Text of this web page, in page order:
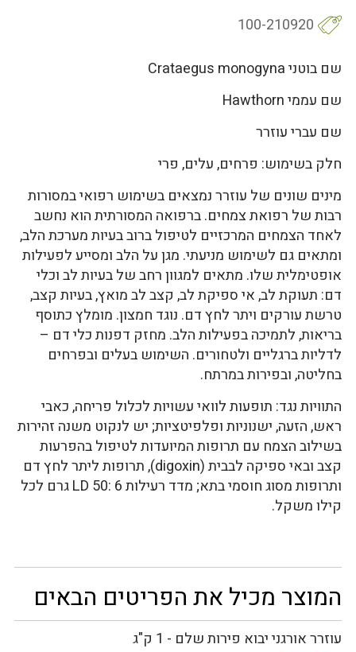
100-210920
שם בוטני Crataegus monogyna
שם עממי Hawthorn
שם עברי עוזרר
חלק בשימוש: פרחים, עלים, פרי
מינים שונים של עוזרר נמצאים בשימוש רפואי במסורות
רבות של רפואת צמחים. ברפואה המסורתית הוא נחשב
לאחד הצמחים המרכזיים לטיפול ברוב בעיות מערכת הלב,
ומתאים גם לשימוש מניעתי. מגן על הלב ומסייע לפעילות
אופטימלית שלו. מתאים למגוון רחב של בעיות לב וכלי
דם: תעוקת לב, אי ספיקת לב, קצב לב מואץ, בעיות קצב,
טרשת עורקים ויתר לחץ דם. נוגד חמצון. מומלץ כתוסף
בריאות, לתמיכה בפעילות הלב. מחזק דפנות כלי דם –
לדליות ברגליים ולטחורים. השימוש בעלים ובפרחים
בחליטה, ובפירות במרתח.
התוויות נגד: תופעות לוואי עשויות לכלול פריחה, כאבי
ראש, הזעה, ישנוניות ופלפיטציות; יש לנקוט משנה זהירות
בשילוב הצמח עם תרופות המיועדות לטיפול בהפרעות
קצב ובאי ספיקה לבבית (digoxin), תרופות ליתר לחץ דם
ותרופות מסוג חוסמי בתא; מדד רעילות LD 50: 6 גרם לכל
קילו משקל.
המוצר מכיל את הפריטים הבאים
עוזרר אורגני יבוא פירות שלם - 1 ק"ג